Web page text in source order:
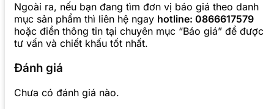
Ngoài ra, nếu bạn đang tìm đơn vị báo giá theo danh
mục sản phẩm thì liên hệ ngay hotline: 0866617579
hoặc điền thông tin tại chuyên mục “Báo giá” để được
tư vấn và chiết khấu tốt nhất.
Đánh giá
Chưa có đánh giá nào.